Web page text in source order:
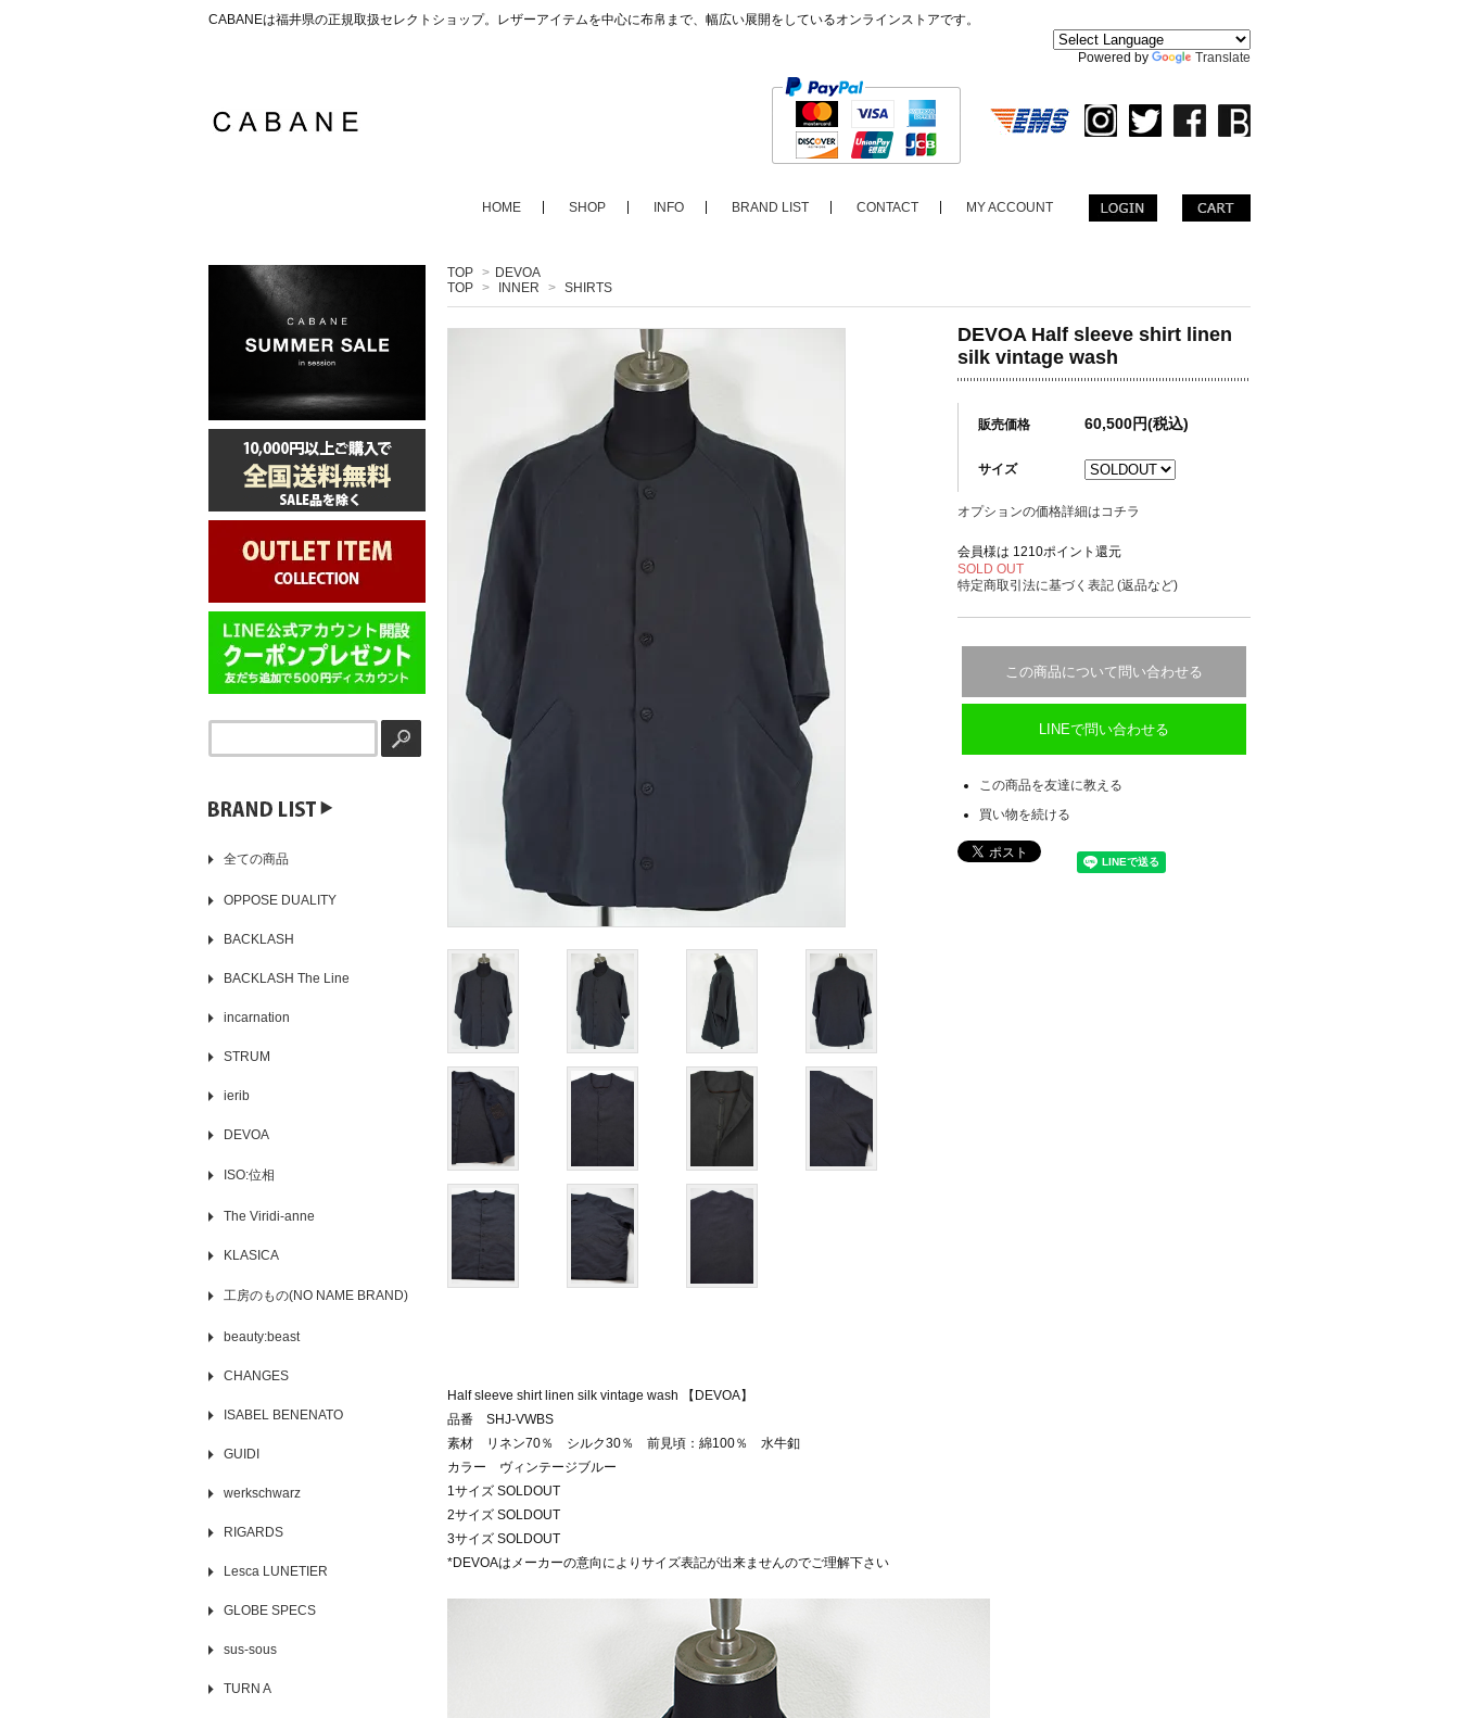
CABANEは福井県の正規取扱セレクトショップ。レザーアイテムを中心に布帛まで、幅広い展開をしているオンラインストアです。
Powered by Translate
HOME SHOP INFO BRAND LIST CONTACT MY ACCOUNT
TOP > DEVOA
TOP > INNER > SHIRTS
DEVOA Half sleeve shirt linen
silk vintage wash
販売価格 60,500円(税込)
サイズ
オプションの価格詳細はコチラ
会員様は 1210ポイント還元
SOLD OUT
特定商取引法に基づく表記 (返品など)
この商品について問い合わせる
LINEで問い合わせる
この商品を友達に教える
買い物を続ける
Half sleeve shirt linen silk vintage wash 【DEVOA】
品番 SHJ-VWBS
素材 リネン70％ シルク30％ 前見頃：綿100％ 水牛釦
カラー ヴィンテージブルー
1サイズ SOLDOUT
2サイズ SOLDOUT
3サイズ SOLDOUT
*DEVOAはメーカーの意向によりサイズ表記が出来ませんのでご理解下さい
▶️
全ての商品
OPPOSE DUALITY
BACKLASH
BACKLASH The Line
incarnation
STRUM
ierib
DEVOA
ISO:位相
The Viridi-anne
KLASICA
工房のもの(NO NAME BRAND)
beauty:beast
CHANGES
ISABEL BENENATO
GUIDI
werkschwarz
RIGARDS
Lesca LUNETIER
GLOBE SPECS
sus-sous
TURN A